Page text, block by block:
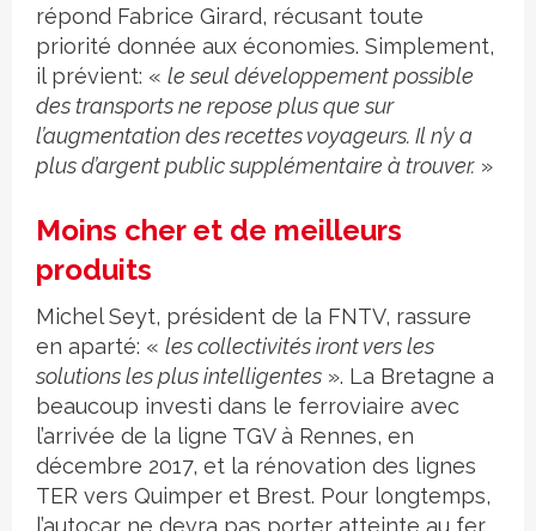
répond Fabrice Girard, récusant toute
priorité donnée aux économies. Simplement,
il prévient: « le seul développement possible
des transports ne repose plus que sur
l’augmentation des recettes voyageurs. Il n’y a
plus d’argent public supplémentaire à trouver. »
Moins cher et de meilleurs
produits
Michel Seyt, président de la FNTV, rassure
en aparté: « les collectivités iront vers les
solutions les plus intelligentes ». La Bretagne a
beaucoup investi dans le ferroviaire avec
l’arrivée de la ligne TGV à Rennes, en
décembre 2017, et la rénovation des lignes
TER vers Quimper et Brest. Pour longtemps,
l’autocar ne devra pas porter atteinte au fer.